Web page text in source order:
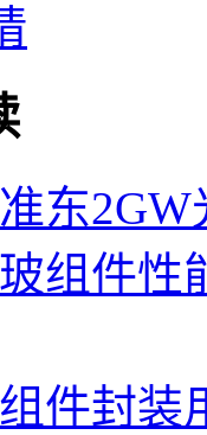
东
玻组件
件封装